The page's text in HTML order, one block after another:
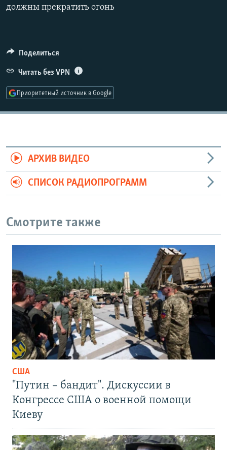
СИБИРЬ.РЕАЛИИ
СОЦИАЛЬНЫЕ СЕТИ
должны прекратить огонь
Поделиться
Читать без VPN
Приоритетный источник в Google
АРХИВ ВИДЕО
СПИСОК РАДИОПРОГРАММ
Смотрите также
США
"Путин – бандит". Дискуссии в
Конгрессе США о военной помощи
Киеву